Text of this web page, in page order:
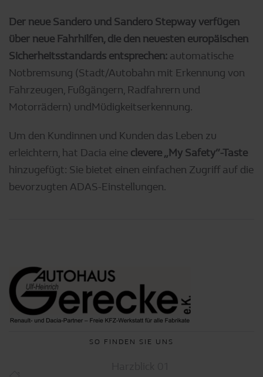
Der neue Sandero und Sandero Stepway verfügen
über neue Fahrhilfen, die den neuesten europäischen
Sicherheitsstandards entsprechen: automatische
Notbremsung (Stadt/Autobahn mit Erkennung von
Fahrzeugen, Fußgängern, Radfahrern und
Motorrädern) undMüdigkeitserkennung.
Um den Kundinnen und Kunden das Leben zu
erleichtern, hat Dacia eine clevere „My Safety”-Taste
hinzugefügt: Sie bietet einen einfachen Zugriff auf die
bevorzugten ADAS-Einstellungen.
SO FINDEN SIE UNS